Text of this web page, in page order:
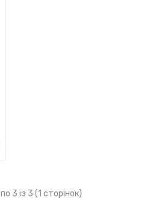
3 із 3 (1 сторінок)